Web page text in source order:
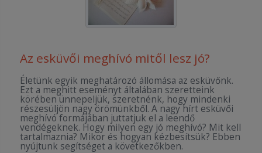
Az esküvői meghívó mitől lesz jó?
Életünk egyik meghatározó állomása az esküvőnk.
Ezt a meghitt eseményt általában szeretteink
körében ünnepeljük, szeretnénk, hogy mindenki
részesüljön nagy örömünkből. A nagy hírt esküvői
meghívó formájában juttatjuk el a leendő
vendégeknek. Hogy milyen egy jó meghívó? Mit kell
tartalmaznia? Mikor és hogyan kézbesítsük? Ebben
nyújtunk segítséget a következőkben.